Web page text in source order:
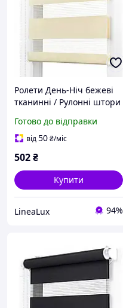
Ролети День-Ніч бежеві
тканинні / Рулонні штори
кухні та дому / Жалюзі від
сонця
Готово до відправки
від50₴/міс
502₴
Купити
LineaLux 94%